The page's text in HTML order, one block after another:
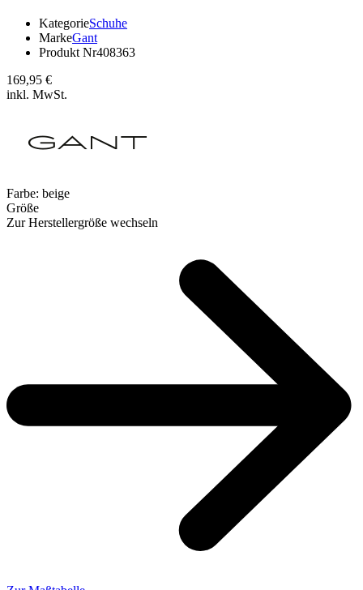
KategorieSchuhe
MarkeGant
Produkt Nr408363
169,95 €
inkl. MwSt.
Farbe: beige
Größe
Zur Herstellergröße wechseln